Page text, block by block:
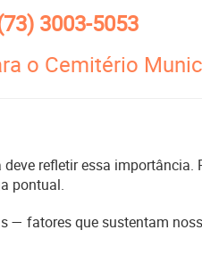
3003-5053
o Cemitério
refletir essa
pontual.
fatores que sustentam